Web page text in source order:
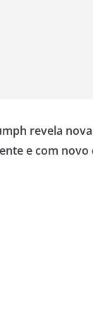
revela
e com novo